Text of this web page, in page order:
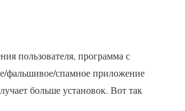
пользователя, программа с
фальшивое/спамное приложение
больше установок. Вот так